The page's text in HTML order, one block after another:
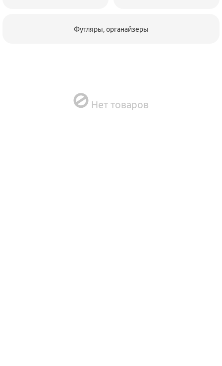
Футляры, органайзеры
Нет товаров